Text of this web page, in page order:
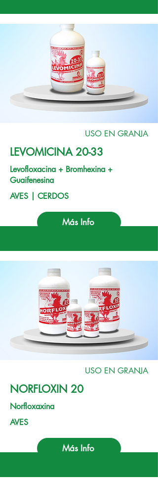
USO EN GRANJA
LEVOMICINA 20-33
Levofloxacina + Bromhexina +
Guaifenesina
AVES | CERDOS
Más Info
USO EN GRANJA
NORFLOXIN 20
Norfloxaxina
AVES
Más Info